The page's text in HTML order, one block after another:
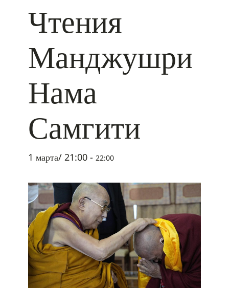
Чтения
Манджушри
Нама
Самгити
1 марта/ 21:00 - 22:00